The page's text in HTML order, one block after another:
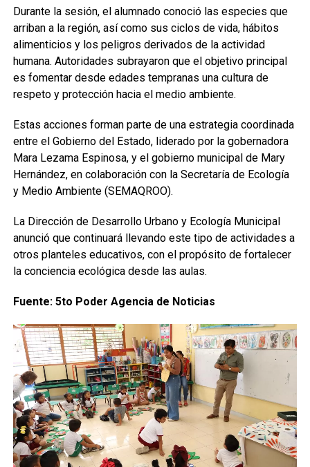
Durante la sesión, el alumnado conoció las especies que
arriban a la región, así como sus ciclos de vida, hábitos
alimenticios y los peligros derivados de la actividad
humana. Autoridades subrayaron que el objetivo principal
es fomentar desde edades tempranas una cultura de
respeto y protección hacia el medio ambiente.
Estas acciones forman parte de una estrategia coordinada
entre el Gobierno del Estado, liderado por la gobernadora
Mara Lezama Espinosa, y el gobierno municipal de Mary
Hernández, en colaboración con la Secretaría de Ecología
y Medio Ambiente (SEMAQROO).
La Dirección de Desarrollo Urbano y Ecología Municipal
anunció que continuará llevando este tipo de actividades a
otros planteles educativos, con el propósito de fortalecer
la conciencia ecológica desde las aulas.
Fuente: 5to Poder Agencia de Noticias